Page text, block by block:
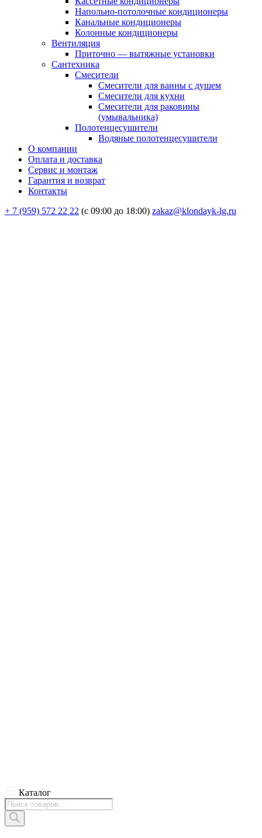
Напольно-потолочные кондиционеры
Канальные кондиционеры
Колонные кондиционеры
Вентиляция
Приточно — вытяжные установки
Сантехника
Смесители
Смесители для ванны с душем
Смесители для кухни
Смесители для раковины
(умывальника)
Полотенцесушители
Водяные полотенцесушители
О компании
Оплата и доставка
Сервис и монтаж
Гарантия и возврат
Контакты
+ 7 (959) 572 22 22 (с 09:00 до 18:00) zakaz@klondayk-lg.ru
Каталог
Поиск
товаров